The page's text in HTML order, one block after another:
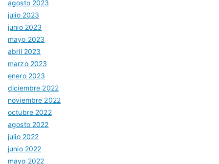
agosto 2023
julio 2023
junio 2023
mayo 2023
abril 2023
marzo 2023
enero 2023
diciembre 2022
noviembre 2022
octubre 2022
agosto 2022
julio 2022
junio 2022
mayo 2022